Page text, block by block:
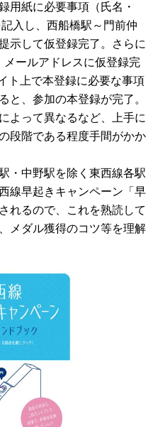
用紙に必要事項（氏名・
入し、西船橋駅～門前仲
示して仮登録完了。さらに
ールアドレスに仮登録完
ト上で本登録に必要な事項
と、参加の本登録が完了。
よって異なるなど、上手に
段階である程度手間がかか
・中野駅を除く東西線各駅
線早起きキャンペーン「早
れるので、これを熟読して
メダル獲得のコツ等を理解